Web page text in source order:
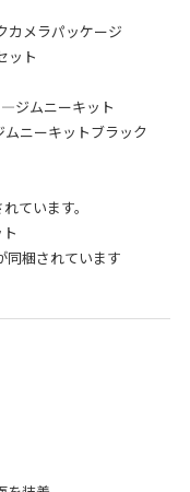
カメラパッケージ
ット
―ジムニーキット
ムニーキットブラック
ています。
梱されています